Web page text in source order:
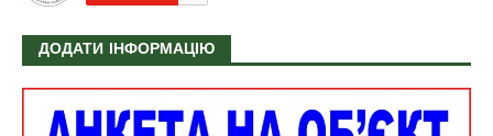
ДОДАТИ ІНФОРМАЦІЮ